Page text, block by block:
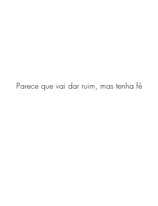
Parece que vai dar ruim, mas tenha fé